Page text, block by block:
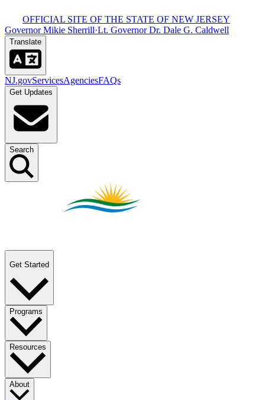
OFFICIAL SITE OF THE STATE OF NEW JERSEY​​​​‌ ‍ ​‍​‍‌‍ ‌ ​‍‌‍‍‌‌‍‌ ‌‍‍‌‌‍ ‍​‍​‍​ ‍‍​‍​‍‌ ​ ‌‍​‌‌‍ ‍‌‍‍‌‌ ‌​‌ ‍‌​‍ ‍‌‍‍‌‌‍ ​‍​‍​‍ ​​‍​‍‌‍‍​‌ ​‍‌‍‌‌‌‍‌‍​‍​‍​ ‍‍​‍​‍‌‍‍​‌ ‌​‌ ‌​‌ ​​​ ‍‍​‍ ​‍ ‌‍ ​‌‍ ‌‍​ ‌‍​‌‌‍ ​‌‍‍​‌‍ ‌ ​ ‌ ‌​​ ‍‍​ ​ ​ ​ ​ ​ ​ ​ ​‍ ‌‍‍‌‌‍ ‍‌ ‌​‌‍‌‌‌‍ ‍‌ ‌​​‍ ‌‍‌‌‌‍‌​‌‍‍‌‌ ‌​​‍ ‌‍ ‌‌‍ ‌‍‌​‌‍‌‌​ ‌‌ ​​‌ ​‍‌‍‌‌‌ ​ ‌‍‌‌‌‍ ‍‌ ‌​‌‍​‌‌ ‌​‌‍‍‌‌‍ ‌‍ ‍​ ‍ ‌‍‍‌‌‍‌​​ ‌‌‍ ‍‌‍‍‍‌​‌ ‌‍ ‌ ‌‍‌​ ​‌‍​‌‌ ‍‌‌‍ ‌ ‌‌‌ ‌​​ ‍ ‌ ‌​‌ ‍‌‌ ​​‌‍‌‌​ ‌‌‍ ‍‌‍‍‍‌‍ ​‌‍​‌‌ ‍‌‌‍ ‌ ‌‌‌ ‌​​ ‍ ‌ ​​‌‍​‌‌ ‌​‌‍‍​​ ‌‌‍‍​‌‍‌‌‌‍​‌‌‍‌​‌‍‌‌‌ ​‍​‍ ‍‌ ​ ‌‍‌‌‌‍​‌‌‍ ​​‍ ‍‌ ‌​‌‍‌‌‌ ‍​‌ ‌​​ ‌‍​‍‌‍​‌‌ ​ ‌‍‌‌‌‌‌‌‌ ​‍‌‍ ​​ ‌‌‍‍​‌ ‌​‌ ‌​‌ ​​​‍‌‌​ ​ ‌​​‌​‍‌‌​ ​‍‌​‌‍​‍‌‌​ ​‍‌​‌‍‌‍ ​‌‍ ‌‍​ ‌‍​‌‌‍ ​‌‍‍​‌‍ ‌ ​ ‌ ‌​​‍‌‌​ ​ ‌​​‌​ ​ ​ ​ ​ ​ ​ ​ ​‍‌‍‌‍‍‌‌‍‌​​ ‌‌‍ ‍‌‍‍‍‌​‌ ‌‍ ‌ ‌‍‌​ ​‌‍​‌‌ ‍‌‌‍ ‌ ‌‌‌ ‌​​‍‌‍‌ ‌​‌ ‍‌‌ ​​‌‍‌‌​ ‌‌‍ ‍‌‍‍‍‌‍ ​‌‍​‌‌ ‍‌‌‍ ‌ ‌‌‌ ‌​​‍‌‍‌ ​​‌‍​‌‌ ‌​‌‍‍​​ ‌‌‍‍​‌‍‌‌‌‍​‌‌‍‌​‌‍‌‌‌ ​‍​‍ ‍‌ ​ ‌‍‌‌‌‍​‌‌‍ ​​‍ ‍‌ ‌​‌‍‌‌‌ ‍​‌ ‌​​‍‌‍‌ ​​‌‍‌‌‌ ​‍‌ ​ ‌ ​​‌‍‌‌‌‍​ ‌ ‌​‌‍‍‌‌ ‌‍‌‍‌‌​ ‌‌ ​​‌ ‌‌‌‍​‍‌‍ ​‌‍‍‌‌ ​ ‌‍‍​‌‍‌‌‌‍‌​​‍​‍‌ ‌
Governor Mikie Sherrill​​​​‌ ‍ ​‍​‍‌‍ ‌ ​‍‌‍‍‌‌‍‌ ‌‍‍‌‌‍ ‍​‍​‍​ ‍‍​‍​‍‌ ​ ‌‍​‌‌‍ ‍‌‍‍‌‌ ‌​‌ ‍‌​‍ ‍‌‍‍‌‌‍ ​‍​‍​‍ ​​‍​‍‌‍‍​‌ ​‍‌‍‌‌‌‍‌‍​‍​‍​ ‍‍​‍​‍‌‍‍​‌ ‌​‌ ‌​‌ ​​​ ‍‍​‍ ​‍ ‌‍ ​‌‍ ‌‍​ ‌‍​‌‌‍ ​‌‍‍​‌‍ ‌ ​ ‌ ‌​​ ‍‍​ ​ ​ ​ ​ ​ ​ ​ ​‍ ‌‍‍‌‌‍ ‍‌ ‌​‌‍‌‌‌‍ ‍‌ ‌​​‍ ‌‍‌‌‌‍‌​‌‍‍‌‌ ‌​​‍ ‌‍ ‌‌‍ ‌‍‌​‌‍‌‌​ ‌‌ ​​‌ ​‍‌‍‌‌‌ ​ ‌‍‌‌‌‍ ‍‌ ‌​‌‍​‌‌ ‌​‌‍‍‌‌‍ ‌‍ ‍​ ‍ ‌‍‍‌‌‍‌​​ ‌‌‍ ‍‌‍‍‍‌​‌ ‌‍ ‌ ‌‍‌​ ​‌‍​‌‌ ‍‌‌‍ ‌ ‌‌‌ ‌​​ ‍ ‌ ‌​‌ ‍‌‌ ​​‌‍‌‌​ ‌‌‍ ‍‌‍‍‍‌‍ ​‌‍​‌‌ ‍‌‌‍ ‌ ‌‌‌ ‌​​ ‍ ‌ ​​‌‍​‌‌ ‌​‌‍‍​​ ‌‌‍‍​‌‍‌‌‌‍​‌‌‍‌​‌‍‌‌‌ ​‍​‍ ‍‌‍ ​‌‍‌‌‌‍​‌‌‍‌​‌‍‌‌‌ ​‍‌ ​ ​‍ ‍‌‍‌ ‌‍ ‌ ‌‍‌‍‌‌‌ ​‍‌‍ ‍‌‍ ‌ ​‍​ ‌‍​‍‌‍​‌‌ ​ ‌‍‌‌‌‌‌‌‌ ​‍‌‍ ​​ ‌‌‍‍​‌ ‌​‌ ‌​‌ ​​​‍‌‌​ ​ ‌​​‌​‍‌‌​ ​‍‌​‌‍​‍‌‌​ ​‍‌​‌‍‌‍ ​‌‍ ‌‍​ ‌‍​‌‌‍ ​‌‍‍​‌‍ ‌ ​ ‌ ‌​​‍‌‌​ ​ ‌​​‌​ ​ ​ ​ ​ ​ ​ ​ ​‍‌‍‌‍‍‌‌‍‌​​ ‌‌‍ ‍‌‍‍‍‌​‌ ‌‍ ‌ ‌‍‌​ ​‌‍​‌‌ ‍‌‌‍ ‌ ‌‌‌ ‌​​‍‌‍‌ ‌​‌ ‍‌‌ ​​‌‍‌‌​ ‌‌‍ ‍‌‍‍‍‌‍ ​‌‍​‌‌ ‍‌‌‍ ‌ ‌‌‌ ‌​​‍‌‍‌ ​​‌‍​‌‌ ‌​‌‍‍​​ ‌‌‍‍​‌‍‌‌‌‍​‌‌‍‌​‌‍‌‌‌ ​‍​‍ ‍‌‍ ​‌‍‌‌‌‍​‌‌‍‌​‌‍‌‌‌ ​‍‌ ​ ​‍ ‍‌‍‌ ‌‍ ‌ ‌‍‌‍‌‌‌ ​‍‌‍ ‍‌‍ ‌ ​‍​‍‌‍‌ ​​‌‍‌‌‌ ​‍‌ ​ ‌ ​​‌‍‌‌‌‍​ ‌ ‌​‌‍‍‌‌ ‌‍‌‍‌‌​ ‌‌ ​​‌ ‌‌‌‍​‍‌‍ ​‌‍‍‌‌ ​ ‌‍‍​‌‍‌‌‌‍‌​​‍​‍‌ ‌·Lt. Governor Dr. Dale G. Caldwell​​​​‌ ‍ ​‍​‍‌‍ ‌ ​‍‌‍‍‌‌‍‌ ‌‍‍‌‌‍ ‍​‍​‍​ ‍‍​‍​‍‌ ​ ‌‍​‌‌‍ ‍‌‍‍‌‌ ‌​‌ ‍‌​‍ ‍‌‍‍‌‌‍ ​‍​‍​‍ ​​‍​‍‌‍‍​‌ ​‍‌‍‌‌‌‍‌‍​‍​‍​ ‍‍​‍​‍‌‍‍​‌ ‌​‌ ‌​‌ ​​​ ‍‍​‍ ​‍ ‌‍ ​‌‍ ‌‍​ ‌‍​‌‌‍ ​‌‍‍​‌‍ ‌ ​ ‌ ‌​​ ‍‍​ ​ ​ ​ ​ ​ ​ ​ ​‍ ‌‍‍‌‌‍ ‍‌ ‌​‌‍‌‌‌‍ ‍‌ ‌​​‍ ‌‍‌‌‌‍‌​‌‍‍‌‌ ‌​​‍ ‌‍ ‌‌‍ ‌‍‌​‌‍‌‌​ ‌‌ ​​‌ ​‍‌‍‌‌‌ ​ ‌‍‌‌‌‍ ‍‌ ‌​‌‍​‌‌ ‌​‌‍‍‌‌‍ ‌‍ ‍​ ‍ ‌‍‍‌‌‍‌​​ ‌‌‍ ‍‌‍‍‍‌​‌ ‌‍ ‌ ‌‍‌​ ​‌‍​‌‌ ‍‌‌‍ ‌ ‌‌‌ ‌​​ ‍ ‌ ‌​‌ ‍‌‌ ​​‌‍‌‌​ ‌‌‍ ‍‌‍‍‍‌‍ ​‌‍​‌‌ ‍‌‌‍ ‌ ‌‌‌ ‌​​ ‍ ‌ ​​‌‍​‌‌ ‌​‌‍‍​​ ‌‌‍‍​‌‍‌‌‌‍​‌‌‍‌​‌‍‌‌‌ ​‍​‍ ‍‌‍ ​‌‍‌‌‌‍​‌‌‍‌​‌‍‌‌‌ ​‍‌ ​ ​‍ ‍‌‍ ​‌ ‌​‌​‌ ‌‍ ‌ ‌‍‌‍‌‌‌ ​‍‌‍ ‍‌‍ ‌ ​‍​ ‌‍​‍‌‍​‌‌ ​ ‌‍‌‌‌‌‌‌‌ ​‍‌‍ ​​ ‌‌‍‍​‌ ‌​‌ ‌​‌ ​​​‍‌‌​ ​ ‌​​‌​‍‌‌​ ​‍‌​‌‍​‍‌‌​ ​‍‌​‌‍‌‍ ​‌‍ ‌‍​ ‌‍​‌‌‍ ​‌‍‍​‌‍ ‌ ​ ‌ ‌​​‍‌‌​ ​ ‌​​‌​ ​ ​ ​ ​ ​ ​ ​ ​‍‌‍‌‍‍‌‌‍‌​​ ‌‌‍ ‍‌‍‍‍‌​‌ ‌‍ ‌ ‌‍‌​ ​‌‍​‌‌ ‍‌‌‍ ‌ ‌‌‌ ‌​​‍‌‍‌ ‌​‌ ‍‌‌ ​​‌‍‌‌​ ‌‌‍ ‍‌‍‍‍‌‍ ​‌‍​‌‌ ‍‌‌‍ ‌ ‌‌‌ ‌​​‍‌‍‌ ​​‌‍​‌‌ ‌​‌‍‍​​ ‌‌‍‍​‌‍‌‌‌‍​‌‌‍‌​‌‍‌‌‌ ​‍​‍ ‍‌‍ ​‌‍‌‌‌‍​‌‌‍‌​‌‍‌‌‌ ​‍‌ ​ ​‍ ‍‌‍ ​‌ ‌​‌​‌ ‌‍ ‌ ‌‍‌‍‌‌‌ ​‍‌‍ ‍‌‍ ‌ ​‍​‍‌‍‌ ​​‌‍‌‌‌ ​‍‌ ​ ‌ ​​‌‍‌‌‌‍​ ‌ ‌​‌‍‍‌‌ ‌‍‌‍‌‌​ ‌‌ ​​‌ ‌‌‌‍​‍‌‍ ​‌‍‍‌‌ ​ ‌‍‍​‌‍‌‌‌‍‌​​‍​‍‌ ‌
Translate​​​​‌ ‍ ​‍​‍‌‍ ‌ ​‍‌‍‍‌‌‍‌ ‌‍‍‌‌‍ ‍​‍​‍​ ‍‍​‍​‍‌ ​ ‌‍​‌‌‍ ‍‌‍‍‌‌ ‌​‌ ‍‌​‍ ‍‌‍‍‌‌‍ ​‍​‍​‍ ​​‍​‍‌‍‍​‌ ​‍‌‍‌‌‌‍‌‍​‍​‍​ ‍‍​‍​‍‌‍‍​‌ ‌​‌ ‌​‌ ​​​ ‍‍​‍ ​‍ ‌‍ ​‌‍ ‌‍​ ‌‍​‌‌‍ ​‌‍‍​‌‍ ‌ ​ ‌ ‌​​ ‍‍​ ​ ​ ​ ​ ​ ​ ​ ​‍ ‌‍‍‌‌‍ ‍‌ ‌​‌‍‌‌‌‍ ‍‌ ‌​​‍ ‌‍‌‌‌‍‌​‌‍‍‌‌ ‌​​‍ ‌‍ ‌‌‍ ‌‍‌​‌‍‌‌​ ‌‌ ​​‌ ​‍‌‍‌‌‌ ​ ‌‍‌‌‌‍ ‍‌ ‌​‌‍​‌‌ ‌​‌‍‍‌‌‍ ‌‍ ‍​ ‍ ‌‍‍‌‌‍‌​​ ‌‌‍ ‍‌‍‍‍‌​‌ ‌‍ ‌ ‌‍‌​ ​‌‍​‌‌ ‍‌‌‍ ‌ ‌‌‌ ‌​​ ‍ ‌ ‌​‌ ‍‌‌ ​​‌‍‌‌​ ‌‌‍ ‍‌‍‍‍‌‍ ​‌‍​‌‌ ‍‌‌‍ ‌ ‌‌‌ ‌​​ ‍ ‌ ​​‌‍​‌‌ ‌​‌‍‍​​ ‌‌‍‍​‌‍‌‌‌‍​‌‌‍‌​‌‍‌‌‌ ​‍​‍ ‍‌ ‌​‌ ​‍‌‍​‌‌‍ ‍‌ ​ ‌‍ ​‌‍​‌‌ ‌​‌‍‍‌‌‍ ‌‍ ‍‌ ​ ​‍ ‍‌‍​‍‌ ‌​‌‍ ‍​ ‌‍​‍‌‍​‌‌ ​ ‌‍‌‌‌‌‌‌‌ ​‍‌‍ ​​ ‌‌‍‍​‌ ‌​‌ ‌​‌ ​​​‍‌‌​ ​ ‌​​‌​‍‌‌​ ​‍‌​‌‍​‍‌‌​ ​‍‌​‌‍‌‍ ​‌‍ ‌‍​ ‌‍​‌‌‍ ​‌‍‍​‌‍ ‌ ​ ‌ ‌​​‍‌‌​ ​ ‌​​‌​ ​ ​ ​ ​ ​ ​ ​ ​‍‌‍‌‍‍‌‌‍‌​​ ‌‌‍ ‍‌‍‍‍‌​‌ ‌‍ ‌ ‌‍‌​ ​‌‍​‌‌ ‍‌‌‍ ‌ ‌‌‌ ‌​​‍‌‍‌ ‌​‌ ‍‌‌ ​​‌‍‌‌​ ‌‌‍ ‍‌‍‍‍‌‍ ​‌‍​‌‌ ‍‌‌‍ ‌ ‌‌‌ ‌​​‍‌‍‌ ​​‌‍​‌‌ ‌​‌‍‍​​ ‌‌‍‍​‌‍‌‌‌‍​‌‌‍‌​‌‍‌‌‌ ​‍​‍ ‍‌ ‌​‌ ​‍‌‍​‌‌‍ ‍‌ ​ ‌‍ ​‌‍​‌‌ ‌​‌‍‍‌‌‍ ‌‍ ‍‌ ​ ​‍ ‍‌‍​‍‌ ‌​‌‍ ‍​‍‌‍‌ ​​‌‍‌‌‌ ​‍‌ ​ ‌ ​​‌‍‌‌‌‍​ ‌ ‌​‌‍‍‌‌ ‌‍‌‍‌‌​ ‌‌ ​​‌ ‌‌‌‍​‍‌‍ ​‌‍‍‌‌ ​ ‌‍‍​‌‍‌‌‌‍‌​​‍​‍‌ ‌
NJ.gov​​​​‌ ‍ ​‍​‍‌‍ ‌ ​‍‌‍‍‌‌‍‌ ‌‍‍‌‌‍ ‍​‍​‍​ ‍‍​‍​‍‌ ​ ‌‍​‌‌‍ ‍‌‍‍‌‌ ‌​‌ ‍‌​‍ ‍‌‍‍‌‌‍ ​‍​‍​‍ ​​‍​‍‌‍‍​‌ ​‍‌‍‌‌‌‍‌‍​‍​‍​ ‍‍​‍​‍‌‍‍​‌ ‌​‌ ‌​‌ ​​​ ‍‍​‍ ​‍ ‌‍ ​‌‍ ‌‍​ ‌‍​‌‌‍ ​‌‍‍​‌‍ ‌ ​ ‌ ‌​​ ‍‍​ ​ ​ ​ ​ ​ ​ ​ ​‍ ‌‍‍‌‌‍ ‍‌ ‌​‌‍‌‌‌‍ ‍‌ ‌​​‍ ‌‍‌‌‌‍‌​‌‍‍‌‌ ‌​​‍ ‌‍ ‌‌‍ ‌‍‌​‌‍‌‌​ ‌‌ ​​‌ ​‍‌‍‌‌‌ ​ ‌‍‌‌‌‍ ‍‌ ‌​‌‍​‌‌ ‌​‌‍‍‌‌‍ ‌‍ ‍​ ‍ ‌‍‍‌‌‍‌​​ ‌‌‍ ‍‌‍‍‍‌​‌ ‌‍ ‌ ‌‍‌​ ​‌‍​‌‌ ‍‌‌‍ ‌ ‌‌‌ ‌​​ ‍ ‌ ‌​‌ ‍‌‌ ​​‌‍‌‌​ ‌‌‍ ‍‌‍‍‍‌‍ ​‌‍​‌‌ ‍‌‌‍ ‌ ‌‌‌ ‌​​ ‍ ‌ ​​‌‍​‌‌ ‌​‌‍‍​​ ‌‌‍‍​‌‍‌‌‌‍​‌‌‍‌​‌‍‌‌‌ ​‍​‍ ‍‌‍ ​‌‍‍‌‌‍ ‍‌‍‍ ‌ ​ ​‍‌‌​ ‌‌‌​​‍‌‌ ‌‍‍ ‌‍‌‌‌ ‍‌​‍‌‌​ ​ ‌​‌​​‍‌‌​ ​ ‌​‌​​‍‌‌​ ​‍​ ​‍​ ​‍‌‍‌‍‌‍​ ‌‍​ ​ ​ ‌‍​‍​ ‍​‌‍‌‌​ ​​​ ​ ‌‍​‍​ ​​​‍‌‌​ ​‍​ ​‍​‍‌‌​ ‌‌‌​‌​​‍ ‍‌ ‌​‌‍‌‌‌ ‍​‌ ‌​​ ‌‍​‍‌‍​‌‌ ​ ‌‍‌‌‌‌‌‌‌ ​‍‌‍ ​​ ‌‌‍‍​‌ ‌​‌ ‌​‌ ​​​‍‌‌​ ​ ‌​​‌​‍‌‌​ ​‍‌​‌‍​‍‌‌​ ​‍‌​‌‍‌‍ ​‌‍ ‌‍​ ‌‍​‌‌‍ ​‌‍‍​‌‍ ‌ ​ ‌ ‌​​‍‌‌​ ​ ‌​​‌​ ​ ​ ​ ​ ​ ​ ​ ​‍‌‍‌‍‍‌‌‍‌​​ ‌‌‍ ‍‌‍‍‍‌​‌ ‌‍ ‌ ‌‍‌​ ​‌‍​‌‌ ‍‌‌‍ ‌ ‌‌‌ ‌​​‍‌‍‌ ‌​‌ ‍‌‌ ​​‌‍‌‌​ ‌‌‍ ‍‌‍‍‍‌‍ ​‌‍​‌‌ ‍‌‌‍ ‌ ‌‌‌ ‌​​‍‌‍‌ ​​‌‍​‌‌ ‌​‌‍‍​​ ‌‌‍‍​‌‍‌‌‌‍​‌‌‍‌​‌‍‌‌‌ ​‍​‍ ‍‌‍ ​‌‍‍‌‌‍ ‍‌‍‍ ‌ ​ ​‍‌‌​ ‌‌‌​​‍‌‌ ‌‍‍ ‌‍‌‌‌ ‍‌​‍‌‌​ ​ ‌​‌​​‍‌‌​ ​ ‌​‌​​‍‌‌​ ​‍​ ​‍​ ​‍‌‍‌‍‌‍​ ‌‍​ ​ ​ ‌‍​‍​ ‍​‌‍‌‌​ ​​​ ​ ‌‍​‍​ ​​​‍‌‌​ ​‍​ ​‍​‍‌‌​ ‌‌‌​‌​​‍ ‍‌ ‌​‌‍‌‌‌ ‍​‌ ‌​​‍‌‍‌ ​​‌‍‌‌‌ ​‍‌ ​ ‌ ​​‌‍‌‌‌‍​ ‌ ‌​‌‍‍‌‌ ‌‍‌‍‌‌​ ‌‌ ​​‌ ‌‌‌‍​‍‌‍ ​‌‍‍‌‌ ​ ‌‍‍​‌‍‌‌‌‍‌​​‍​‍‌ ‌Services​​​​‌ ‍ ​‍​‍‌‍ ‌ ​‍‌‍‍‌‌‍‌ ‌‍‍‌‌‍ ‍​‍​‍​ ‍‍​‍​‍‌ ​ ‌‍​‌‌‍ ‍‌‍‍‌‌ ‌​‌ ‍‌​‍ ‍‌‍‍‌‌‍ ​‍​‍​‍ ​​‍​‍‌‍‍​‌ ​‍‌‍‌‌‌‍‌‍​‍​‍​ ‍‍​‍​‍‌‍‍​‌ ‌​‌ ‌​‌ ​​​ ‍‍​‍ ​‍ ‌‍ ​‌‍ ‌‍​ ‌‍​‌‌‍ ​‌‍‍​‌‍ ‌ ​ ‌ ‌​​ ‍‍​ ​ ​ ​ ​ ​ ​ ​ ​‍ ‌‍‍‌‌‍ ‍‌ ‌​‌‍‌‌‌‍ ‍‌ ‌​​‍ ‌‍‌‌‌‍‌​‌‍‍‌‌ ‌​​‍ ‌‍ ‌‌‍ ‌‍‌​‌‍‌‌​ ‌‌ ​​‌ ​‍‌‍‌‌‌ ​ ‌‍‌‌‌‍ ‍‌ ‌​‌‍​‌‌ ‌​‌‍‍‌‌‍ ‌‍ ‍​ ‍ ‌‍‍‌‌‍‌​​ ‌‌‍ ‍‌‍‍‍‌​‌ ‌‍ ‌ ‌‍‌​ ​‌‍​‌‌ ‍‌‌‍ ‌ ‌‌‌ ‌​​ ‍ ‌ ‌​‌ ‍‌‌ ​​‌‍‌‌​ ‌‌‍ ‍‌‍‍‍‌‍ ​‌‍​‌‌ ‍‌‌‍ ‌ ‌‌‌ ‌​​ ‍ ‌ ​​‌‍​‌‌ ‌​‌‍‍​​ ‌‌‍‍​‌‍‌‌‌‍​‌‌‍‌​‌‍‌‌‌ ​‍​‍ ‍‌‍ ​‌‍‍‌‌‍ ‍‌‍‍ ‌ ​ ​‍‌‌​ ‌‌‌​​‍‌‌ ‌‍‍ ‌‍‌‌‌ ‍‌​‍‌‌​ ​ ‌​‌​​‍‌‌​ ​ ‌​‌​​‍‌‌​ ​‍​ ​‍​ ​‍​ ‍​​ ‌ ​ ‍‌​ ​‍‌‍​ ‌‍​ ‌‍‌‍​ ​ ​ ‌ ​ ‌​​ ‌​​‍‌‌​ ​‍​ ​‍​‍‌‌​ ‌‌‌​‌​​‍ ‍‌ ‌​‌‍‌‌‌ ‍​‌ ‌​​ ‌‍​‍‌‍​‌‌ ​ ‌‍‌‌‌‌‌‌‌ ​‍‌‍ ​​ ‌‌‍‍​‌ ‌​‌ ‌​‌ ​​​‍‌‌​ ​ ‌​​‌​‍‌‌​ ​‍‌​‌‍​‍‌‌​ ​‍‌​‌‍‌‍ ​‌‍ ‌‍​ ‌‍​‌‌‍ ​‌‍‍​‌‍ ‌ ​ ‌ ‌​​‍‌‌​ ​ ‌​​‌​ ​ ​ ​ ​ ​ ​ ​ ​‍‌‍‌‍‍‌‌‍‌​​ ‌‌‍ ‍‌‍‍‍‌​‌ ‌‍ ‌ ‌‍‌​ ​‌‍​‌‌ ‍‌‌‍ ‌ ‌‌‌ ‌​​‍‌‍‌ ‌​‌ ‍‌‌ ​​‌‍‌‌​ ‌‌‍ ‍‌‍‍‍‌‍ ​‌‍​‌‌ ‍‌‌‍ ‌ ‌‌‌ ‌​​‍‌‍‌ ​​‌‍​‌‌ ‌​‌‍‍​​ ‌‌‍‍​‌‍‌‌‌‍​‌‌‍‌​‌‍‌‌‌ ​‍​‍ ‍‌‍ ​‌‍‍‌‌‍ ‍‌‍‍ ‌ ​ ​‍‌‌​ ‌‌‌​​‍‌‌ ‌‍‍ ‌‍‌‌‌ ‍‌​‍‌‌​ ​ ‌​‌​​‍‌‌​ ​ ‌​‌​​‍‌‌​ ​‍​ ​‍​ ​‍​ ‍​​ ‌ ​ ‍‌​ ​‍‌‍​ ‌‍​ ‌‍‌‍​ ​ ​ ‌ ​ ‌​​ ‌​​‍‌‌​ ​‍​ ​‍​‍‌‌​ ‌‌‌​‌​​‍ ‍‌ ‌​‌‍‌‌‌ ‍​‌ ‌​​‍‌‍‌ ​​‌‍‌‌‌ ​‍‌ ​ ‌ ​​‌‍‌‌‌‍​ ‌ ‌​‌‍‍‌‌ ‌‍‌‍‌‌​ ‌‌ ​​‌ ‌‌‌‍​‍‌‍ ​‌‍‍‌‌ ​ ‌‍‍​‌‍‌‌‌‍‌​​‍​‍‌ ‌Agencies​​​​‌ ‍ ​‍​‍‌‍ ‌ ​‍‌‍‍‌‌‍‌ ‌‍‍‌‌‍ ‍​‍​‍​ ‍‍​‍​‍‌ ​ ‌‍​‌‌‍ ‍‌‍‍‌‌ ‌​‌ ‍‌​‍ ‍‌‍‍‌‌‍ ​‍​‍​‍ ​​‍​‍‌‍‍​‌ ​‍‌‍‌‌‌‍‌‍​‍​‍​ ‍‍​‍​‍‌‍‍​‌ ‌​‌ ‌​‌ ​​​ ‍‍​‍ ​‍ ‌‍ ​‌‍ ‌‍​ ‌‍​‌‌‍ ​‌‍‍​‌‍ ‌ ​ ‌ ‌​​ ‍‍​ ​ ​ ​ ​ ​ ​ ​ ​‍ ‌‍‍‌‌‍ ‍‌ ‌​‌‍‌‌‌‍ ‍‌ ‌​​‍ ‌‍‌‌‌‍‌​‌‍‍‌‌ ‌​​‍ ‌‍ ‌‌‍ ‌‍‌​‌‍‌‌​ ‌‌ ​​‌ ​‍‌‍‌‌‌ ​ ‌‍‌‌‌‍ ‍‌ ‌​‌‍​‌‌ ‌​‌‍‍‌‌‍ ‌‍ ‍​ ‍ ‌‍‍‌‌‍‌​​ ‌‌‍ ‍‌‍‍‍‌​‌ ‌‍ ‌ ‌‍‌​ ​‌‍​‌‌ ‍‌‌‍ ‌ ‌‌‌ ‌​​ ‍ ‌ ‌​‌ ‍‌‌ ​​‌‍‌‌​ ‌‌‍ ‍‌‍‍‍‌‍ ​‌‍​‌‌ ‍‌‌‍ ‌ ‌‌‌ ‌​​ ‍ ‌ ​​‌‍​‌‌ ‌​‌‍‍​​ ‌‌‍‍​‌‍‌‌‌‍​‌‌‍‌​‌‍‌‌‌ ​‍​‍ ‍‌‍ ​‌‍‍‌‌‍ ‍‌‍‍ ‌ ​ ​‍‌‌​ ‌‌‌​​‍‌‌ ‌‍‍ ‌‍‌‌‌ ‍‌​‍‌‌​ ​ ‌​‌​​‍‌‌​ ​ ‌​‌​​‍‌‌​ ​‍​ ​‍​ ‌ ‌‍‌​​ ​‌‌‍‌‍​ ​ ​ ​​‌‍​ ‌‍​‍​ ‌ ‌‍‌​​ ‍​​ ​ ​‍‌‌​ ​‍​ ​‍​‍‌‌​ ‌‌‌​‌​​‍ ‍‌ ‌​‌‍‌‌‌ ‍​‌ ‌​​ ‌‍​‍‌‍​‌‌ ​ ‌‍‌‌‌‌‌‌‌ ​‍‌‍ ​​ ‌‌‍‍​‌ ‌​‌ ‌​‌ ​​​‍‌‌​ ​ ‌​​‌​‍‌‌​ ​‍‌​‌‍​‍‌‌​ ​‍‌​‌‍‌‍ ​‌‍ ‌‍​ ‌‍​‌‌‍ ​‌‍‍​‌‍ ‌ ​ ‌ ‌​​‍‌‌​ ​ ‌​​‌​ ​ ​ ​ ​ ​ ​ ​ ​‍‌‍‌‍‍‌‌‍‌​​ ‌‌‍ ‍‌‍‍‍‌​‌ ‌‍ ‌ ‌‍‌​ ​‌‍​‌‌ ‍‌‌‍ ‌ ‌‌‌ ‌​​‍‌‍‌ ‌​‌ ‍‌‌ ​​‌‍‌‌​ ‌‌‍ ‍‌‍‍‍‌‍ ​‌‍​‌‌ ‍‌‌‍ ‌ ‌‌‌ ‌​​‍‌‍‌ ​​‌‍​‌‌ ‌​‌‍‍​​ ‌‌‍‍​‌‍‌‌‌‍​‌‌‍‌​‌‍‌‌‌ ​‍​‍ ‍‌‍ ​‌‍‍‌‌‍ ‍‌‍‍ ‌ ​ ​‍‌‌​ ‌‌‌​​‍‌‌ ‌‍‍ ‌‍‌‌‌ ‍‌​‍‌‌​ ​ ‌​‌​​‍‌‌​ ​ ‌​‌​​‍‌‌​ ​‍​ ​‍​ ‌ ‌‍‌​​ ​‌‌‍‌‍​ ​ ​ ​​‌‍​ ‌‍​‍​ ‌ ‌‍‌​​ ‍​​ ​ ​‍‌‌​ ​‍​ ​‍​‍‌‌​ ‌‌‌​‌​​‍ ‍‌ ‌​‌‍‌‌‌ ‍​‌ ‌​​‍‌‍‌ ​​‌‍‌‌‌ ​‍‌ ​ ‌ ​​‌‍‌‌‌‍​ ‌ ‌​‌‍‍‌‌ ‌‍‌‍‌‌​ ‌‌ ​​‌ ‌‌‌‍​‍‌‍ ​‌‍‍‌‌ ​ ‌‍‍​‌‍‌‌‌‍‌​​‍​‍‌ ‌FAQs​​​​‌ ‍ ​‍​‍‌‍ ‌ ​‍‌‍‍‌‌‍‌ ‌‍‍‌‌‍ ‍​‍​‍​ ‍‍​‍​‍‌ ​ ‌‍​‌‌‍ ‍‌‍‍‌‌ ‌​‌ ‍‌​‍ ‍‌‍‍‌‌‍ ​‍​‍​‍ ​​‍​‍‌‍‍​‌ ​‍‌‍‌‌‌‍‌‍​‍​‍​ ‍‍​‍​‍‌‍‍​‌ ‌​‌ ‌​‌ ​​​ ‍‍​‍ ​‍ ‌‍ ​‌‍ ‌‍​ ‌‍​‌‌‍ ​‌‍‍​‌‍ ‌ ​ ‌ ‌​​ ‍‍​ ​ ​ ​ ​ ​ ​ ​ ​‍ ‌‍‍‌‌‍ ‍‌ ‌​‌‍‌‌‌‍ ‍‌ ‌​​‍ ‌‍‌‌‌‍‌​‌‍‍‌‌ ‌​​‍ ‌‍ ‌‌‍ ‌‍‌​‌‍‌‌​ ‌‌ ​​‌ ​‍‌‍‌‌‌ ​ ‌‍‌‌‌‍ ‍‌ ‌​‌‍​‌‌ ‌​‌‍‍‌‌‍ ‌‍ ‍​ ‍ ‌‍‍‌‌‍‌​​ ‌‌‍ ‍‌‍‍‍‌​‌ ‌‍ ‌ ‌‍‌​ ​‌‍​‌‌ ‍‌‌‍ ‌ ‌‌‌ ‌​​ ‍ ‌ ‌​‌ ‍‌‌ ​​‌‍‌‌​ ‌‌‍ ‍‌‍‍‍‌‍ ​‌‍​‌‌ ‍‌‌‍ ‌ ‌‌‌ ‌​​ ‍ ‌ ​​‌‍​‌‌ ‌​‌‍‍​​ ‌‌‍‍​‌‍‌‌‌‍​‌‌‍‌​‌‍‌‌‌ ​‍​‍ ‍‌‍ ​‌‍‍‌‌‍ ‍‌‍‍ ‌ ​ ​‍‌‌​ ‌‌‌​​‍‌‌ ‌‍‍ ‌‍‌‌‌ ‍‌​‍‌‌​ ​ ‌​‌​​‍‌‌​ ​ ‌​‌​​‍‌‌​ ​‍​ ​‍‌‍​ ​ ‌‍​ ‍​‌‍​ ‌‍​‍​ ​‌​ ​​​ ‌‌‌‍​ ​ ‌‌​ ​‌‌‍​‍​‍‌‌​ ​‍​ ​‍​‍‌‌​ ‌‌‌​‌​​‍ ‍‌ ‌​‌‍‌‌‌ ‍​‌ ‌​​ ‌‍​‍‌‍​‌‌ ​ ‌‍‌‌‌‌‌‌‌ ​‍‌‍ ​​ ‌‌‍‍​‌ ‌​‌ ‌​‌ ​​​‍‌‌​ ​ ‌​​‌​‍‌‌​ ​‍‌​‌‍​‍‌‌​ ​‍‌​‌‍‌‍ ​‌‍ ‌‍​ ‌‍​‌‌‍ ​‌‍‍​‌‍ ‌ ​ ‌ ‌​​‍‌‌​ ​ ‌​​‌​ ​ ​ ​ ​ ​ ​ ​ ​‍‌‍‌‍‍‌‌‍‌​​ ‌‌‍ ‍‌‍‍‍‌​‌ ‌‍ ‌ ‌‍‌​ ​‌‍​‌‌ ‍‌‌‍ ‌ ‌‌‌ ‌​​‍‌‍‌ ‌​‌ ‍‌‌ ​​‌‍‌‌​ ‌‌‍ ‍‌‍‍‍‌‍ ​‌‍​‌‌ ‍‌‌‍ ‌ ‌‌‌ ‌​​‍‌‍‌ ​​‌‍​‌‌ ‌​‌‍‍​​ ‌‌‍‍​‌‍‌‌‌‍​‌‌‍‌​‌‍‌‌‌ ​‍​‍ ‍‌‍ ​‌‍‍‌‌‍ ‍‌‍‍ ‌ ​ ​‍‌‌​ ‌‌‌​​‍‌‌ ‌‍‍ ‌‍‌‌‌ ‍‌​‍‌‌​ ​ ‌​‌​​‍‌‌​ ​ ‌​‌​​‍‌‌​ ​‍​ ​‍‌‍​ ​ ‌‍​ ‍​‌‍​ ‌‍​‍​ ​‌​ ​​​ ‌‌‌‍​ ​ ‌‌​ ​‌‌‍​‍​‍‌‌​ ​‍​ ​‍​‍‌‌​ ‌‌‌​‌​​‍ ‍‌ ‌​‌‍‌‌‌ ‍​‌ ‌​​‍‌‍‌ ​​‌‍‌‌‌ ​‍‌ ​ ‌ ​​‌‍‌‌‌‍​ ‌ ‌​‌‍‍‌‌ ‌‍‌‍‌‌​ ‌‌ ​​‌ ‌‌‌‍​‍‌‍ ​‌‍‍‌‌ ​ ‌‍‍​‌‍‌‌‌‍‌​​‍​‍‌ ‌
Get Updates​​​​‌ ‍ ​‍​‍‌‍ ‌ ​‍‌‍‍‌‌‍‌ ‌‍‍‌‌‍ ‍​‍​‍​ ‍‍​‍​‍‌ ​ ‌‍​‌‌‍ ‍‌‍‍‌‌ ‌​‌ ‍‌​‍ ‍‌‍‍‌‌‍ ​‍​‍​‍ ​​‍​‍‌‍‍​‌ ​‍‌‍‌‌‌‍‌‍​‍​‍​ ‍‍​‍​‍‌‍‍​‌ ‌​‌ ‌​‌ ​​​ ‍‍​‍ ​‍ ‌‍ ​‌‍ ‌‍​ ‌‍​‌‌‍ ​‌‍‍​‌‍ ‌ ​ ‌ ‌​​ ‍‍​ ​ ​ ​ ​ ​ ​ ​ ​‍ ‌‍‍‌‌‍ ‍‌ ‌​‌‍‌‌‌‍ ‍‌ ‌​​‍ ‌‍‌‌‌‍‌​‌‍‍‌‌ ‌​​‍ ‌‍ ‌‌‍ ‌‍‌​‌‍‌‌​ ‌‌ ​​‌ ​‍‌‍‌‌‌ ​ ‌‍‌‌‌‍ ‍‌ ‌​‌‍​‌‌ ‌​‌‍‍‌‌‍ ‌‍ ‍​ ‍ ‌‍‍‌‌‍‌​​ ‌‌‍ ‍‌‍‍‍‌​‌ ‌‍ ‌ ‌‍‌​ ​‌‍​‌‌ ‍‌‌‍ ‌ ‌‌‌ ‌​​ ‍ ‌ ‌​‌ ‍‌‌ ​​‌‍‌‌​ ‌‌‍ ‍‌‍‍‍‌‍ ​‌‍​‌‌ ‍‌‌‍ ‌ ‌‌‌ ‌​​ ‍ ‌ ​​‌‍​‌‌ ‌​‌‍‍​​ ‌‌‍‍​‌‍‌‌‌‍​‌‌‍‌​‌‍‌‌‌ ​‍​‍ ‍‌‍ ‍‌‍‌‌‌ ‌ ‌ ​ ‌‍ ​‌‍‌‌‌ ‌​‌ ‌​‌‍‌‌‌ ​‍​‍ ‍‌‍​‍‌ ‌​‌‍ ‍​ ‌‍​‍‌‍​‌‌ ​ ‌‍‌‌‌‌‌‌‌ ​‍‌‍ ​​ ‌‌‍‍​‌ ‌​‌ ‌​‌ ​​​‍‌‌​ ​ ‌​​‌​‍‌‌​ ​‍‌​‌‍​‍‌‌​ ​‍‌​‌‍‌‍ ​‌‍ ‌‍​ ‌‍​‌‌‍ ​‌‍‍​‌‍ ‌ ​ ‌ ‌​​‍‌‌​ ​ ‌​​‌​ ​ ​ ​ ​ ​ ​ ​ ​‍‌‍‌‍‍‌‌‍‌​​ ‌‌‍ ‍‌‍‍‍‌​‌ ‌‍ ‌ ‌‍‌​ ​‌‍​‌‌ ‍‌‌‍ ‌ ‌‌‌ ‌​​‍‌‍‌ ‌​‌ ‍‌‌ ​​‌‍‌‌​ ‌‌‍ ‍‌‍‍‍‌‍ ​‌‍​‌‌ ‍‌‌‍ ‌ ‌‌‌ ‌​​‍‌‍‌ ​​‌‍​‌‌ ‌​‌‍‍​​ ‌‌‍‍​‌‍‌‌‌‍​‌‌‍‌​‌‍‌‌‌ ​‍​‍ ‍‌‍ ‍‌‍‌‌‌ ‌ ‌ ​ ‌‍ ​‌‍‌‌‌ ‌​‌ ‌​‌‍‌‌‌ ​‍​‍ ‍‌‍​‍‌ ‌​‌‍ ‍​‍‌‍‌ ​​‌‍‌‌‌ ​‍‌ ​ ‌ ​​‌‍‌‌‌‍​ ‌ ‌​‌‍‍‌‌ ‌‍‌‍‌‌​ ‌‌ ​​‌ ‌‌‌‍​‍‌‍ ​‌‍‍‌‌ ​ ‌‍‍​‌‍‌‌‌‍‌​​‍​‍‌ ‌
Search​​​​‌ ‍ ​‍​‍‌‍ ‌ ​‍‌‍‍‌‌‍‌ ‌‍‍‌‌‍ ‍​‍​‍​ ‍‍​‍​‍‌ ​ ‌‍​‌‌‍ ‍‌‍‍‌‌ ‌​‌ ‍‌​‍ ‍‌‍‍‌‌‍ ​‍​‍​‍ ​​‍​‍‌‍‍​‌ ​‍‌‍‌‌‌‍‌‍​‍​‍​ ‍‍​‍​‍‌‍‍​‌ ‌​‌ ‌​‌ ​​​ ‍‍​‍ ​‍ ‌‍ ​‌‍ ‌‍​ ‌‍​‌‌‍ ​‌‍‍​‌‍ ‌ ​ ‌ ‌​​ ‍‍​ ​ ​ ​ ​ ​ ​ ​ ​‍ ‌‍‍‌‌‍ ‍‌ ‌​‌‍‌‌‌‍ ‍‌ ‌​​‍ ‌‍‌‌‌‍‌​‌‍‍‌‌ ‌​​‍ ‌‍ ‌‌‍ ‌‍‌​‌‍‌‌​ ‌‌ ​​‌ ​‍‌‍‌‌‌ ​ ‌‍‌‌‌‍ ‍‌ ‌​‌‍​‌‌ ‌​‌‍‍‌‌‍ ‌‍ ‍​ ‍ ‌‍‍‌‌‍‌​​ ‌‌‍ ‍‌‍‍‍‌​‌ ‌‍ ‌ ‌‍‌​ ​‌‍​‌‌ ‍‌‌‍ ‌ ‌‌‌ ‌​​ ‍ ‌ ‌​‌ ‍‌‌ ​​‌‍‌‌​ ‌‌‍ ‍‌‍‍‍‌‍ ​‌‍​‌‌ ‍‌‌‍ ‌ ‌‌‌ ‌​​ ‍ ‌ ​​‌‍​‌‌ ‌​‌‍‍​​ ‌‌‍‍​‌‍‌‌‌‍​‌‌‍‌​‌‍‌‌‌ ​‍​‍ ‍‌ ​ ‌‍‌‌‌‍​‌‌ ​‍‌‍​ ‌‍‍​​‍ ‍‌‍​‍‌ ‌​‌‍ ‍​ ‌‍​‍‌‍​‌‌ ​ ‌‍‌‌‌‌‌‌‌ ​‍‌‍ ​​ ‌‌‍‍​‌ ‌​‌ ‌​‌ ​​​‍‌‌​ ​ ‌​​‌​‍‌‌​ ​‍‌​‌‍​‍‌‌​ ​‍‌​‌‍‌‍ ​‌‍ ‌‍​ ‌‍​‌‌‍ ​‌‍‍​‌‍ ‌ ​ ‌ ‌​​‍‌‌​ ​ ‌​​‌​ ​ ​ ​ ​ ​ ​ ​ ​‍‌‍‌‍‍‌‌‍‌​​ ‌‌‍ ‍‌‍‍‍‌​‌ ‌‍ ‌ ‌‍‌​ ​‌‍​‌‌ ‍‌‌‍ ‌ ‌‌‌ ‌​​‍‌‍‌ ‌​‌ ‍‌‌ ​​‌‍‌‌​ ‌‌‍ ‍‌‍‍‍‌‍ ​‌‍​‌‌ ‍‌‌‍ ‌ ‌‌‌ ‌​​‍‌‍‌ ​​‌‍​‌‌ ‌​‌‍‍​​ ‌‌‍‍​‌‍‌‌‌‍​‌‌‍‌​‌‍‌‌‌ ​‍​‍ ‍‌ ​ ‌‍‌‌‌‍​‌‌ ​‍‌‍​ ‌‍‍​​‍ ‍‌‍​‍‌ ‌​‌‍ ‍​‍‌‍‌ ​​‌‍‌‌‌ ​‍‌ ​ ‌ ​​‌‍‌‌‌‍​ ‌ ‌​‌‍‍‌‌ ‌‍‌‍‌‌​ ‌‌ ​​‌ ‌‌‌‍​‍‌‍ ​‌‍‍‌‌ ​ ‌‍‍​‌‍‌‌‌‍‌​​‍​‍‌ ‌
Get Started​​​​‌ ‍ ​‍​‍‌‍ ‌ ​‍‌‍‍‌‌‍‌ ‌‍‍‌‌‍ ‍​‍​‍​ ‍‍​‍​‍‌ ​ ‌‍​‌‌‍ ‍‌‍‍‌‌ ‌​‌ ‍‌​‍ ‍‌‍‍‌‌‍ ​‍​‍​‍ ​​‍​‍‌‍‍​‌ ​‍‌‍‌‌‌‍‌‍​‍​‍​ ‍‍​‍​‍‌‍‍​‌ ‌​‌ ‌​‌ ​​​ ‍‍​‍ ​‍ ‌‍ ​‌‍ ‌‍​ ‌‍​‌‌‍ ​‌‍‍​‌‍ ‌ ​ ‌ ‌​​ ‍‍​ ​ ​ ​ ​ ​ ​ ​ ​‍ ‌‍‍‌‌‍ ‍‌ ‌​‌‍‌‌‌‍ ‍‌ ‌​​‍ ‌‍‌‌‌‍‌​‌‍‍‌‌ ‌​​‍ ‌‍ ‌‌‍ ‌‍‌​‌‍‌‌​ ‌‌ ​​‌ ​‍‌‍‌‌‌ ​ ‌‍‌‌‌‍ ‍‌ ‌​‌‍​‌‌ ‌​‌‍‍‌‌‍ ‌‍ ‍​ ‍ ‌‍‍‌‌‍‌​​ ‌‌ ​ ‌‍‍‌‌ ‌​‌‍‌‌‌​‍​‌‍‌‌‌‍​‌‌‍‌​‌‍‌‌‌ ​‍​ ‍ ‌ ‌​‌ ‍‌‌ ​​‌‍‌‌​ ‌‌‍‍​‌‍‌‌‌‍​‌‌‍‌​‌‍‌‌‌ ​‍​ ‍ ‌ ​​‌‍​‌‌ ‌​‌‍‍​​ ‌‌‍‌ ‌‍‌‌‌ ‌​‌‌​ ‌ ‌​‌‍​‌‌ ​‍‌ ‌​‌‍‌‌‌‍‌​‌​ ‌‌‍‌‌‌‍ ‍‌ ‌‌​‍ ‍‌‍​‍‌ ‌​‌‍ ‍‌‌‌​‌‍‌‌‌ ‍​‌ ‌​​ ‌‍​‍‌‍​‌‌ ​ ‌‍‌‌‌‌‌‌‌ ​‍‌‍ ​​ ‌‌‍‍​‌ ‌​‌ ‌​‌ ​​​‍‌‌​ ​ ‌​​‌​‍‌‌​ ​‍‌​‌‍​‍‌‌​ ​‍‌​‌‍‌‍ ​‌‍ ‌‍​ ‌‍​‌‌‍ ​‌‍‍​‌‍ ‌ ​ ‌ ‌​​‍‌‌​ ​ ‌​​‌​ ​ ​ ​ ​ ​ ​ ​ ​‍‌‍‌‍‍‌‌‍‌​​ ‌‌ ​ ‌‍‍‌‌ ‌​‌‍‌‌‌​‍​‌‍‌‌‌‍​‌‌‍‌​‌‍‌‌‌ ​‍​‍‌‍‌ ‌​‌ ‍‌‌ ​​‌‍‌‌​ ‌‌‍‍​‌‍‌‌‌‍​‌‌‍‌​‌‍‌‌‌ ​‍​‍‌‍‌ ​​‌‍​‌‌ ‌​‌‍‍​​ ‌‌‍‌ ‌‍‌‌‌ ‌​‌‌​ ‌ ‌​‌‍​‌‌ ​‍‌ ‌​‌‍‌‌‌‍‌​‌​ ‌‌‍‌‌‌‍ ‍‌ ‌‌​‍ ‍‌‍​‍‌ ‌​‌‍ ‍‌‌‌​‌‍‌‌‌ ‍​‌ ‌​​‍‌‍‌ ​​‌‍‌‌‌ ​‍‌ ​ ‌ ​​‌‍‌‌‌‍​ ‌ ‌​‌‍‍‌‌ ‌‍‌‍‌‌​ ‌‌ ​​‌ ‌‌‌‍​‍‌‍ ​‌‍‍‌‌ ​ ‌‍‍​‌‍‌‌‌‍‌​​‍​‍‌ ‌
Programs​​​​‌ ‍ ​‍​‍‌‍ ‌ ​‍‌‍‍‌‌‍‌ ‌‍‍‌‌‍ ‍​‍​‍​ ‍‍​‍​‍‌ ​ ‌‍​‌‌‍ ‍‌‍‍‌‌ ‌​‌ ‍‌​‍ ‍‌‍‍‌‌‍ ​‍​‍​‍ ​​‍​‍‌‍‍​‌ ​‍‌‍‌‌‌‍‌‍​‍​‍​ ‍‍​‍​‍‌‍‍​‌ ‌​‌ ‌​‌ ​​​ ‍‍​‍ ​‍ ‌‍ ​‌‍ ‌‍​ ‌‍​‌‌‍ ​‌‍‍​‌‍ ‌ ​ ‌ ‌​​ ‍‍​ ​ ​ ​ ​ ​ ​ ​ ​‍ ‌‍‍‌‌‍ ‍‌ ‌​‌‍‌‌‌‍ ‍‌ ‌​​‍ ‌‍‌‌‌‍‌​‌‍‍‌‌ ‌​​‍ ‌‍ ‌‌‍ ‌‍‌​‌‍‌‌​ ‌‌ ​​‌ ​‍‌‍‌‌‌ ​ ‌‍‌‌‌‍ ‍‌ ‌​‌‍​‌‌ ‌​‌‍‍‌‌‍ ‌‍ ‍​ ‍ ‌‍‍‌‌‍‌​​ ‌‌ ​ ‌‍‍‌‌ ‌​‌‍‌‌‌​‍​‌‍‌‌‌‍​‌‌‍‌​‌‍‌‌‌ ​‍​ ‍ ‌ ‌​‌ ‍‌‌ ​​‌‍‌‌​ ‌‌‍‍​‌‍‌‌‌‍​‌‌‍‌​‌‍‌‌‌ ​‍​ ‍ ‌ ​​‌‍​‌‌ ‌​‌‍‍​​ ‌‌‍ ​‌‍‌‌‌‍‌‍‌ ‌​‌​ ‌‌‍‌‌‌‍ ‍‌ ‌‌‌ ​ ​‍‌‌​ ‌‌‌​​‍‌‌ ‌‍‍ ‌‍‌‌‌ ‍‌​‍‌‌​ ​ ‌​‌​​‍‌‌​ ​ ‌​‌​​‍‌‌​ ​‍​ ​‍​ ​ ‌‍‌​​ ‌​​ ​‌‌‍‌‌​ ‌​​ ​​​ ‌​‌‍‌‌‌‍‌​​ ​​​ ​​​‍‌‌​ ​‍​ ​‍​‍‌‌​ ‌‌‌​‌​​‍ ‍‌ ‌​‌‍‌‌‌ ‍​‌ ‌​​ ‌‍​‍‌‍​‌‌ ​ ‌‍‌‌‌‌‌‌‌ ​‍‌‍ ​​ ‌‌‍‍​‌ ‌​‌ ‌​‌ ​​​‍‌‌​ ​ ‌​​‌​‍‌‌​ ​‍‌​‌‍​‍‌‌​ ​‍‌​‌‍‌‍ ​‌‍ ‌‍​ ‌‍​‌‌‍ ​‌‍‍​‌‍ ‌ ​ ‌ ‌​​‍‌‌​ ​ ‌​​‌​ ​ ​ ​ ​ ​ ​ ​ ​‍‌‍‌‍‍‌‌‍‌​​ ‌‌ ​ ‌‍‍‌‌ ‌​‌‍‌‌‌​‍​‌‍‌‌‌‍​‌‌‍‌​‌‍‌‌‌ ​‍​‍‌‍‌ ‌​‌ ‍‌‌ ​​‌‍‌‌​ ‌‌‍‍​‌‍‌‌‌‍​‌‌‍‌​‌‍‌‌‌ ​‍​‍‌‍‌ ​​‌‍​‌‌ ‌​‌‍‍​​ ‌‌‍ ​‌‍‌‌‌‍‌‍‌ ‌​‌​ ‌‌‍‌‌‌‍ ‍‌ ‌‌‌ ​ ​‍‌‌​ ‌‌‌​​‍‌‌ ‌‍‍ ‌‍‌‌‌ ‍‌​‍‌‌​ ​ ‌​‌​​‍‌‌​ ​ ‌​‌​​‍‌‌​ ​‍​ ​‍​ ​ ‌‍‌​​ ‌​​ ​‌‌‍‌‌​ ‌​​ ​​​ ‌​‌‍‌‌‌‍‌​​ ​​​ ​​​‍‌‌​ ​‍​ ​‍​‍‌‌​ ‌‌‌​‌​​‍ ‍‌ ‌​‌‍‌‌‌ ‍​‌ ‌​​‍‌‍‌ ​​‌‍‌‌‌ ​‍‌ ​ ‌ ​​‌‍‌‌‌‍​ ‌ ‌​‌‍‍‌‌ ‌‍‌‍‌‌​ ‌‌ ​​‌ ‌‌‌‍​‍‌‍ ​‌‍‍‌‌ ​ ‌‍‍​‌‍‌‌‌‍‌​​‍​‍‌ ‌
Resources​​​​‌ ‍ ​‍​‍‌‍ ‌ ​‍‌‍‍‌‌‍‌ ‌‍‍‌‌‍ ‍​‍​‍​ ‍‍​‍​‍‌ ​ ‌‍​‌‌‍ ‍‌‍‍‌‌ ‌​‌ ‍‌​‍ ‍‌‍‍‌‌‍ ​‍​‍​‍ ​​‍​‍‌‍‍​‌ ​‍‌‍‌‌‌‍‌‍​‍​‍​ ‍‍​‍​‍‌‍‍​‌ ‌​‌ ‌​‌ ​​​ ‍‍​‍ ​‍ ‌‍ ​‌‍ ‌‍​ ‌‍​‌‌‍ ​‌‍‍​‌‍ ‌ ​ ‌ ‌​​ ‍‍​ ​ ​ ​ ​ ​ ​ ​ ​‍ ‌‍‍‌‌‍ ‍‌ ‌​‌‍‌‌‌‍ ‍‌ ‌​​‍ ‌‍‌‌‌‍‌​‌‍‍‌‌ ‌​​‍ ‌‍ ‌‌‍ ‌‍‌​‌‍‌‌​ ‌‌ ​​‌ ​‍‌‍‌‌‌ ​ ‌‍‌‌‌‍ ‍‌ ‌​‌‍​‌‌ ‌​‌‍‍‌‌‍ ‌‍ ‍​ ‍ ‌‍‍‌‌‍‌​​ ‌‌ ​ ‌‍‍‌‌ ‌​‌‍‌‌‌​‍​‌‍‌‌‌‍​‌‌‍‌​‌‍‌‌‌ ​‍​ ‍ ‌ ‌​‌ ‍‌‌ ​​‌‍‌‌​ ‌‌‍‍​‌‍‌‌‌‍​‌‌‍‌​‌‍‌‌‌ ​‍​ ‍ ‌ ​​‌‍​‌‌ ‌​‌‍‍​​ ‌‌‍ ​‌‍‌‌‌‍‌‍‌ ‌​‌​ ‌‌‍‌‌‌‍ ‍‌ ‌‌‌ ​ ​‍‌‌​ ‌‌‌​​‍‌‌ ‌‍‍ ‌‍‌‌‌ ‍‌​‍‌‌​ ​ ‌​‌​​‍‌‌​ ​ ‌​‌​​‍‌‌​ ​‍​ ​‍‌‍‌‍‌‍‌‍​ ‌​​ ‌‌‌‍‌‌​ ​ ‌‍‌‌‌‍​‌‌‍​ ​ ‍‌‌‍​ ​ ‍‌​‍‌‌​ ​‍​ ​‍​‍‌‌​ ‌‌‌​‌​​‍ ‍‌ ‌​‌‍‌‌‌ ‍​‌ ‌​​ ‌‍​‍‌‍​‌‌ ​ ‌‍‌‌‌‌‌‌‌ ​‍‌‍ ​​ ‌‌‍‍​‌ ‌​‌ ‌​‌ ​​​‍‌‌​ ​ ‌​​‌​‍‌‌​ ​‍‌​‌‍​‍‌‌​ ​‍‌​‌‍‌‍ ​‌‍ ‌‍​ ‌‍​‌‌‍ ​‌‍‍​‌‍ ‌ ​ ‌ ‌​​‍‌‌​ ​ ‌​​‌​ ​ ​ ​ ​ ​ ​ ​ ​‍‌‍‌‍‍‌‌‍‌​​ ‌‌ ​ ‌‍‍‌‌ ‌​‌‍‌‌‌​‍​‌‍‌‌‌‍​‌‌‍‌​‌‍‌‌‌ ​‍​‍‌‍‌ ‌​‌ ‍‌‌ ​​‌‍‌‌​ ‌‌‍‍​‌‍‌‌‌‍​‌‌‍‌​‌‍‌‌‌ ​‍​‍‌‍‌ ​​‌‍​‌‌ ‌​‌‍‍​​ ‌‌‍ ​‌‍‌‌‌‍‌‍‌ ‌​‌​ ‌‌‍‌‌‌‍ ‍‌ ‌‌‌ ​ ​‍‌‌​ ‌‌‌​​‍‌‌ ‌‍‍ ‌‍‌‌‌ ‍‌​‍‌‌​ ​ ‌​‌​​‍‌‌​ ​ ‌​‌​​‍‌‌​ ​‍​ ​‍‌‍‌‍‌‍‌‍​ ‌​​ ‌‌‌‍‌‌​ ​ ‌‍‌‌‌‍​‌‌‍​ ​ ‍‌‌‍​ ​ ‍‌​‍‌‌​ ​‍​ ​‍​‍‌‌​ ‌‌‌​‌​​‍ ‍‌ ‌​‌‍‌‌‌ ‍​‌ ‌​​‍‌‍‌ ​​‌‍‌‌‌ ​‍‌ ​ ‌ ​​‌‍‌‌‌‍​ ‌ ‌​‌‍‍‌‌ ‌‍‌‍‌‌​ ‌‌ ​​‌ ‌‌‌‍​‍‌‍ ​‌‍‍‌‌ ​ ‌‍‍​‌‍‌‌‌‍‌​​‍​‍‌ ‌
About​​​​‌ ‍ ​‍​‍‌‍ ‌ ​‍‌‍‍‌‌‍‌ ‌‍‍‌‌‍ ‍​‍​‍​ ‍‍​‍​‍‌ ​ ‌‍​‌‌‍ ‍‌‍‍‌‌ ‌​‌ ‍‌​‍ ‍‌‍‍‌‌‍ ​‍​‍​‍ ​​‍​‍‌‍‍​‌ ​‍‌‍‌‌‌‍‌‍​‍​‍​ ‍‍​‍​‍‌‍‍​‌ ‌​‌ ‌​‌ ​​​ ‍‍​‍ ​‍ ‌‍ ​‌‍ ‌‍​ ‌‍​‌‌‍ ​‌‍‍​‌‍ ‌ ​ ‌ ‌​​ ‍‍​ ​ ​ ​ ​ ​ ​ ​ ​‍ ‌‍‍‌‌‍ ‍‌ ‌​‌‍‌‌‌‍ ‍‌ ‌​​‍ ‌‍‌‌‌‍‌​‌‍‍‌‌ ‌​​‍ ‌‍ ‌‌‍ ‌‍‌​‌‍‌‌​ ‌‌ ​​‌ ​‍‌‍‌‌‌ ​ ‌‍‌‌‌‍ ‍‌ ‌​‌‍​‌‌ ‌​‌‍‍‌‌‍ ‌‍ ‍​ ‍ ‌‍‍‌‌‍‌​​ ‌‌ ​ ‌‍‍‌‌ ‌​‌‍‌‌‌​‍​‌‍‌‌‌‍​‌‌‍‌​‌‍‌‌‌ ​‍​ ‍ ‌ ‌​‌ ‍‌‌ ​​‌‍‌‌​ ‌‌‍‍​‌‍‌‌‌‍​‌‌‍‌​‌‍‌‌‌ ​‍​ ‍ ‌ ​​‌‍​‌‌ ‌​‌‍‍​​ ‌‌ ​‍‌‍‍‌‌‍‌ ‌‍‍​‌ ‌​‌​ ‌‌‍‌‌‌‍ ‍‌ ‌‌‌ ​ ​‍‌‌​ ‌‌‌​​‍‌‌ ‌‍‍ ‌‍‌‌‌ ‍‌​‍‌‌​ ​ ‌​‌​​‍‌‌​ ​ ‌​‌​​‍‌‌​ ​‍​ ​‍​ ​‌​ ‌​​ ​ ‌‍​ ​ ‌‍‌‍​ ​ ‌ ​ ‌ ‌‍​‌‌‍‌‍​ ‌‍‌‍‌​​‍‌‌​ ​‍​ ​‍​‍‌‌​ ‌‌‌​‌​​‍ ‍‌ ‌​‌‍‌‌‌ ‍​‌ ‌​​ ‌‍​‍‌‍​‌‌ ​ ‌‍‌‌‌‌‌‌‌ ​‍‌‍ ​​ ‌‌‍‍​‌ ‌​‌ ‌​‌ ​​​‍‌‌​ ​ ‌​​‌​‍‌‌​ ​‍‌​‌‍​‍‌‌​ ​‍‌​‌‍‌‍ ​‌‍ ‌‍​ ‌‍​‌‌‍ ​‌‍‍​‌‍ ‌ ​ ‌ ‌​​‍‌‌​ ​ ‌​​‌​ ​ ​ ​ ​ ​ ​ ​ ​‍‌‍‌‍‍‌‌‍‌​​ ‌‌ ​ ‌‍‍‌‌ ‌​‌‍‌‌‌​‍​‌‍‌‌‌‍​‌‌‍‌​‌‍‌‌‌ ​‍​‍‌‍‌ ‌​‌ ‍‌‌ ​​‌‍‌‌​ ‌‌‍‍​‌‍‌‌‌‍​‌‌‍‌​‌‍‌‌‌ ​‍​‍‌‍‌ ​​‌‍​‌‌ ‌​‌‍‍​​ ‌‌ ​‍‌‍‍‌‌‍‌ ‌‍‍​‌ ‌​‌​ ‌‌‍‌‌‌‍ ‍‌ ‌‌‌ ​ ​‍‌‌​ ‌‌‌​​‍‌‌ ‌‍‍ ‌‍‌‌‌ ‍‌​‍‌‌​ ​ ‌​‌​​‍‌‌​ ​ ‌​‌​​‍‌‌​ ​‍​ ​‍​ ​‌​ ‌​​ ​ ‌‍​ ​ ‌‍‌‍​ ​ ‌ ​ ‌ ‌‍​‌‌‍‌‍​ ‌‍‌‍‌​​‍‌‌​ ​‍​ ​‍​‍‌‌​ ‌‌‌​‌​​‍ ‍‌ ‌​‌‍‌‌‌ ‍​‌ ‌​​‍‌‍‌ ​​‌‍‌‌‌ ​‍‌ ​ ‌ ​​‌‍‌‌‌‍​ ‌ ‌​‌‍‍‌‌ ‌‍‌‍‌‌​ ‌‌ ​​‌ ‌‌‌‍​‍‌‍ ​‌‍‍‌‌ ​ ‌‍‍​‌‍‌‌‌‍‌​​‍​‍‌ ‌